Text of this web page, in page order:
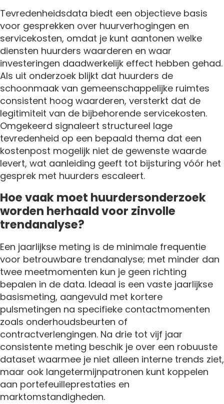
Tevredenheidsdata biedt een objectieve basis
voor gesprekken over huurverhogingen en
servicekosten, omdat je kunt aantonen welke
diensten huurders waarderen en waar
investeringen daadwerkelijk effect hebben gehad.
Als uit onderzoek blijkt dat huurders de
schoonmaak van gemeenschappelijke ruimtes
consistent hoog waarderen, versterkt dat de
legitimiteit van de bijbehorende servicekosten.
Omgekeerd signaleert structureel lage
tevredenheid op een bepaald thema dat een
kostenpost mogelijk niet de gewenste waarde
levert, wat aanleiding geeft tot bijsturing vóór het
gesprek met huurders escaleert.
Hoe vaak moet huurdersonderzoek
worden herhaald voor zinvolle
trendanalyse?
Een jaarlijkse meting is de minimale frequentie
voor betrouwbare trendanalyse; met minder dan
twee meetmomenten kun je geen richting
bepalen in de data. Ideaal is een vaste jaarlijkse
basismeting, aangevuld met kortere
pulsmetingen na specifieke contactmomenten
zoals onderhoudsbeurten of
contractverlengingen. Na drie tot vijf jaar
consistente meting beschik je over een robuuste
dataset waarmee je niet alleen interne trends ziet,
maar ook langetermijnpatronen kunt koppelen
aan portefeuilleprestaties en
marktomstandigheden.